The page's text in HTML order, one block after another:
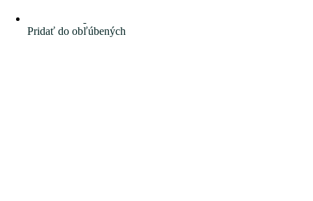
Pridať do obľúbených